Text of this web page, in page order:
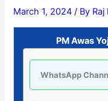
March 1, 2024/ By Raj
PM Awas
WhatsApp